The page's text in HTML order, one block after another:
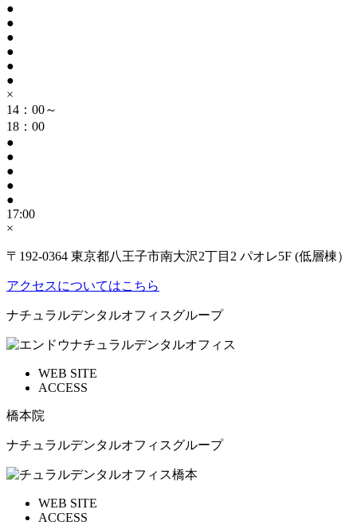
●
●
●
●
●
●
×
14：00～
18：00
●
●
●
●
●
17:00
×
〒192-0364 東京都八王子市南大沢2丁目2 パオレ5F (低層棟）
アクセスについてはこちら
ナチュラルデンタルオフィスグループ
WEB SITE
ACCESS
橋本院
ナチュラルデンタルオフィスグループ
WEB SITE
ACCESS